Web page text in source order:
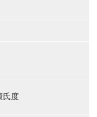
氏度